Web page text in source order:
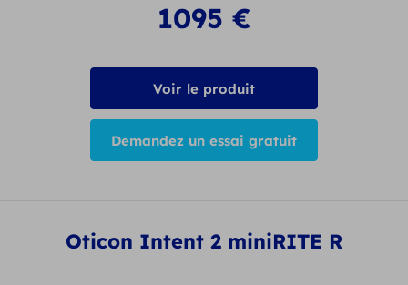
1095 €
Voir le produit
Demandez un essai gratuit
Oticon Intent 2 miniRITE R